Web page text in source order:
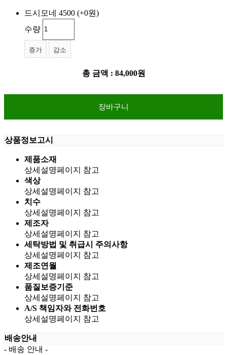
드시모네 4500 (+0원)
수량
증가 감소
총 금액 : 84,000원
상품정보고시
제품소재
상세설명페이지 참고
색상
상세설명페이지 참고
치수
상세설명페이지 참고
제조자
상세설명페이지 참고
세탁방법 및 취급시 주의사항
상세설명페이지 참고
제조연월
상세설명페이지 참고
품질보증기준
상세설명페이지 참고
A/S 책임자와 전화번호
상세설명페이지 참고
배송안내
- 배송 안내 -